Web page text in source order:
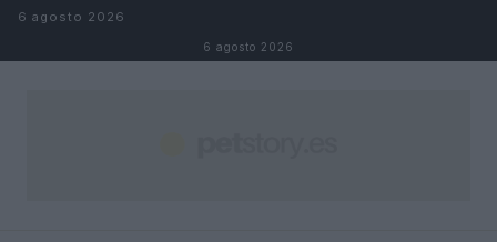
Saltar al contenido
6 agosto 2026
6 agosto 2026